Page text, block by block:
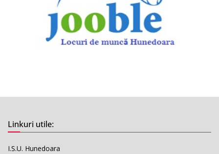
Linkuri utile:
I.S.U. Hunedoara